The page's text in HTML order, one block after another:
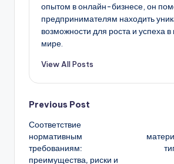
опытом в онлайн-бизнесе, он
предпринимателям находить
возможности для роста и успеха
мире.
View All Posts
Post
navigation
Previous Post
Соответствие
нормативным
требованиям:
преимущества, риски и